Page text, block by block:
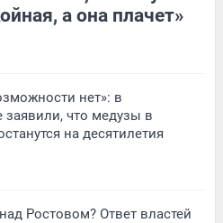
а она плачет»
нет»: в
заявили, что медузы в
на десятилетия
Ростовом? Ответ властей